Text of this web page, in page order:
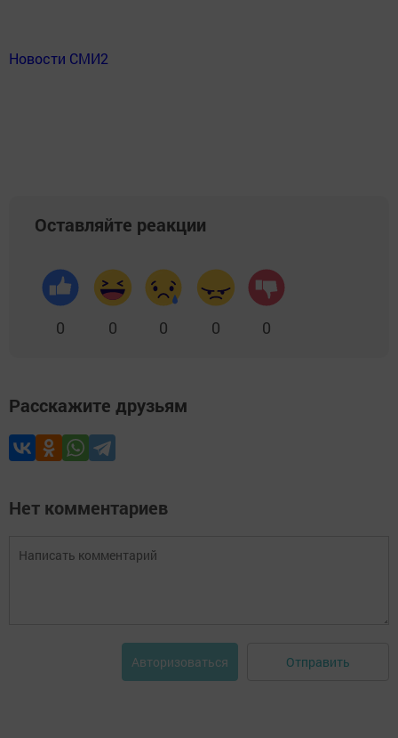
Новости СМИ2
Оставляйте реакции
0 0 0 0 0
Расскажите друзьям
Нет комментариев
Авторизоваться Отправить